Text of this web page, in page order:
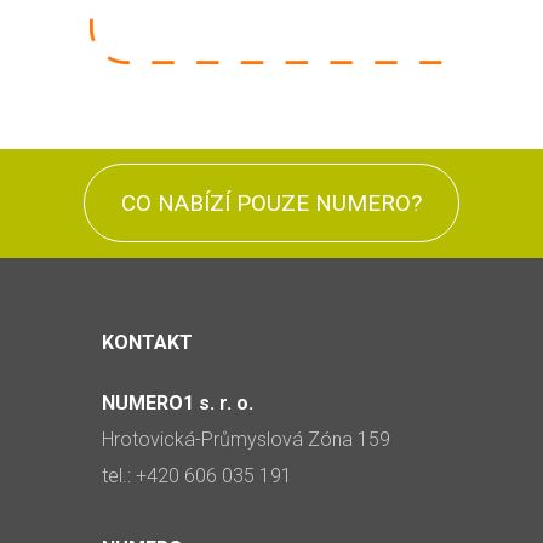
CO NABÍZÍ POUZE NUMERO?
KONTAKT
NUMERO1 s. r. o.
Hrotovická-Průmyslová Zóna 159
tel.: +420 606 035 191